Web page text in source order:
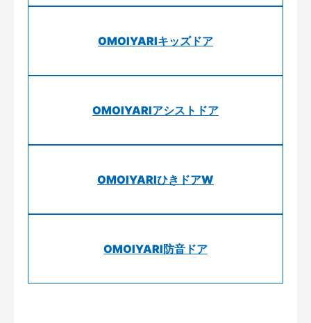
OMOIYARIキッズドア
OMOIYARIアシストドア
OMOIYARIひきドアW
OMOIYARI防音ドア